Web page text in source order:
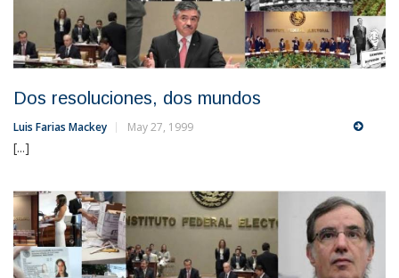
Dos resoluciones, dos mundos
Luis Farias Mackey May 27, 1999
[...]